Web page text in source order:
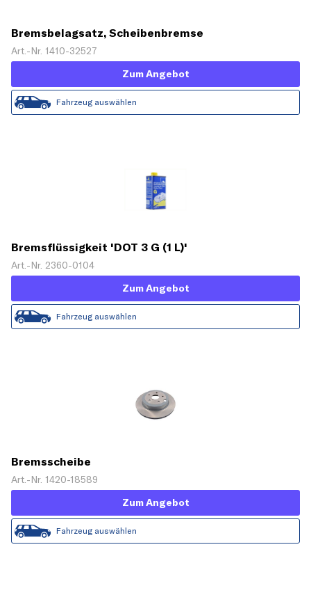
Bremsbelagsatz, Scheibenbremse
Art.-Nr. 1410-32527
Zum Angebot
Fahrzeug auswählen
Bremsflüssigkeit 'DOT 3 G (1 L)'
Art.-Nr. 2360-0104
Zum Angebot
Fahrzeug auswählen
Bremsscheibe
Art.-Nr. 1420-18589
Zum Angebot
Fahrzeug auswählen